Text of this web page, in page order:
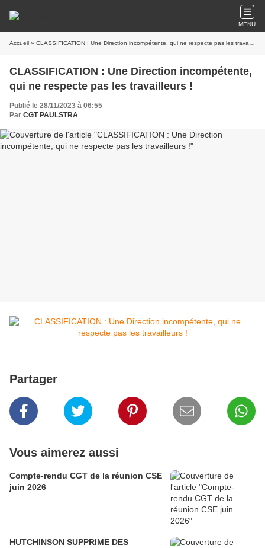
MENU
Accueil » CLASSIFICATION : Une Direction incompétente, qui ne respecte pas les travailleurs !
CLASSIFICATION : Une Direction incompétente,
qui ne respecte pas les travailleurs !
Publié le 28/11/2023 à 06:55
Par CGT PAULSTRA
Partager
Vous aimerez aussi
Compte-rendu CGT de la réunion CSE
juin 2026
HUTCHINSON SUPPRIME DES